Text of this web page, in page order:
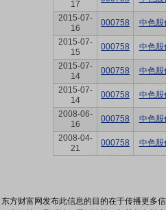
17
2015-07-
16
000758 中色股
2015-07-
15
000758 中色股
2015-07-
14
000758 中色股
2015-07-
14
000758 中色股
2008-06-
16
000758 中色股
2008-04-
21
000758 中色股
东方财富网发布此信息的目的在于传播更多